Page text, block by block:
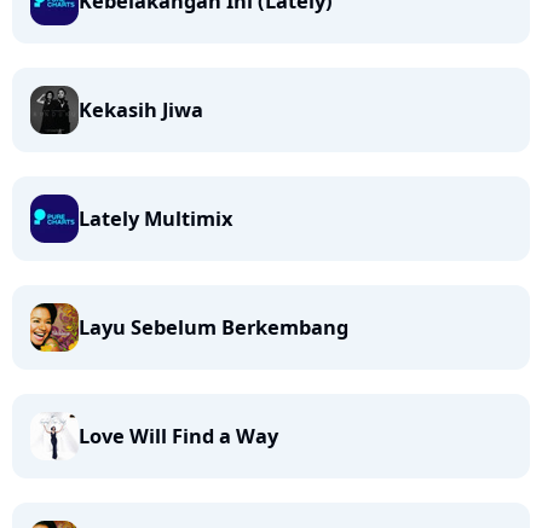
Kekasih Jiwa
Lately Multimix
Layu Sebelum Berkembang
Love Will Find a Way